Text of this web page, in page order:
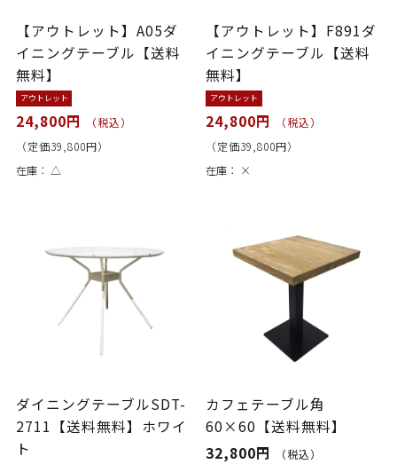
【アウトレット】A05ダ
イニングテーブル【送料
無料】
アウトレット
24,800円
（税込）
（定価39,800円）
在庫： △
【アウトレット】F891ダ
イニングテーブル【送料
無料】
アウトレット
24,800円
（税込）
（定価39,800円）
在庫： ×
ダイニングテーブルSDT-
2711【送料無料】ホワイ
ト
カフェテーブル角
60×60【送料無料】
32,800円
（税込）